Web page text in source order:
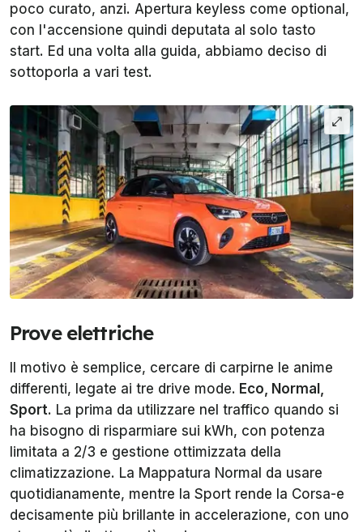
poco curato, anzi. Apertura keyless come optional,
con l'accensione quindi deputata al solo tasto
start. Ed una volta alla guida, abbiamo deciso di
sottoporla a vari test.
Prove elettriche
Il motivo è semplice, cercare di carpirne le anime
differenti, legate ai tre drive mode. Eco, Normal,
Sport. La prima da utilizzare nel traffico quando si
ha bisogno di risparmiare sui kWh, con potenza
limitata a 2/3 e gestione ottimizzata della
climatizzazione. La Mappatura Normal da usare
quotidianamente, mentre la Sport rende la Corsa-e
decisamente più brillante in accelerazione, con uno